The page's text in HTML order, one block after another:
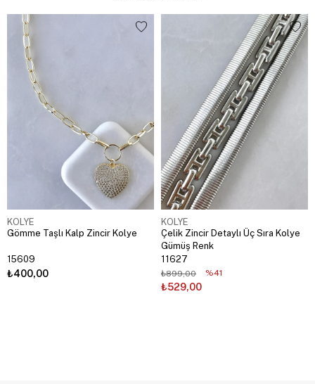
KOLYE
Gömme Taşlı Kalp Zincir Kolye
15609
₺400,00
KOLYE
Çelik Zincir Detaylı Üç Sıra Kolye
Gümüş Renk
11627
₺529,00
₺899,00 %41